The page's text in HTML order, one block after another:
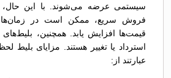
سیستمی عرضه می‌شوند. با این حال،
فروش سریع، ممکن است در
قیمت‌ها افزایش یابد. همچنین، بلیط‌های
استرداد یا تغییر هستند. مزایای بلیط
عبارتند از: